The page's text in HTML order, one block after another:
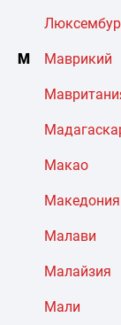
М Маврикий
Макао
Македония
Малави
Малайзия
Мали